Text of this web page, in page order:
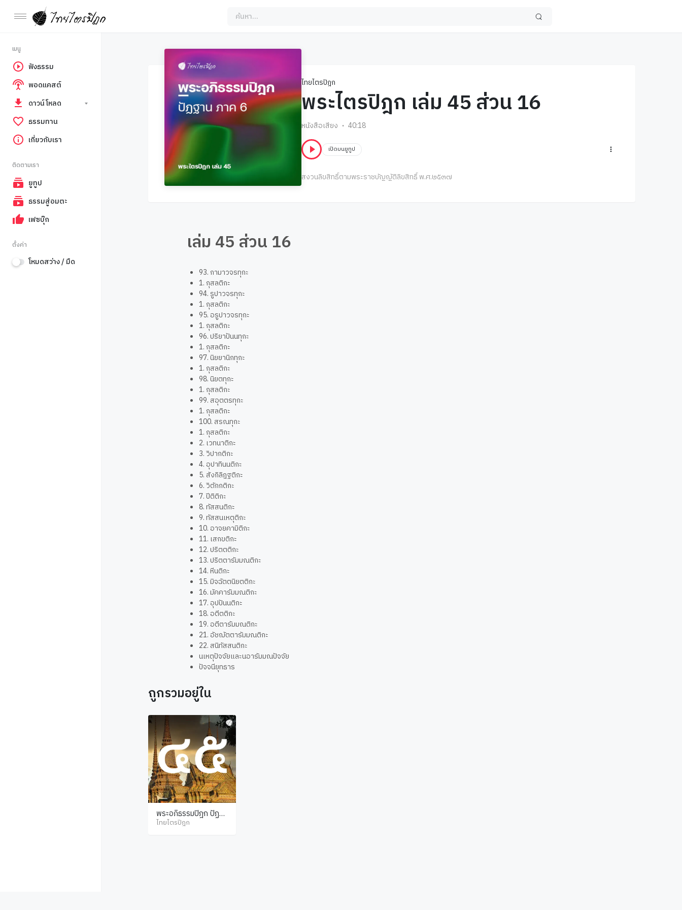
เมนู
ฟังธรรม
พอดแคสต์
ดาวน์โหลด
ธรรมทาน
เกี่ยวกับเรา
ติดตามเรา
ยูทูป
ธรรมสู่อมตะ
เฟซบุ๊ก
ตั้งค่า
โหมดสว่าง / มืด
ไทยไตรปิฎก
พระไตรปิฎก เล่ม 45 ส่วน 16
หนังสือเสียง 40:18
เปิดบนยูทูป
สงวนลิขสิทธิ์ตามพระราชบัญญัติลิขสิทธิ์ พ.ศ.๒๕๓๗
เล่ม 45 ส่วน 16
93. กามาวจรทุกะ
1. กุสลติกะ
94. รูปาวจรทุกะ
1. กุสลติกะ
95. อรูปาวจรทุกะ
1. กุสลติกะ
96. ปริยาปันนทุกะ
1. กุสลติกะ
97. นิยยานิกทุกะ
1. กุสลติกะ
98. นิยตทุกะ
1. กุสลติกะ
99. สอุตตรทุกะ
1. กุสลติกะ
100. สรณทุกะ
1. กุสลติกะ
2. เวทนาติกะ
3. วิปากติกะ
4. อุปาทินนติกะ
5. สังกิลิฎฐติกะ
6. วิตักกติกะ
7. ปีติติกะ
8. ทัสสนติกะ
9. ทัสสนเหตุติกะ
10. อาจยคามิติกะ
11. เสกขติกะ
12. ปริตตติกะ
13. ปริตตารัมมณติกะ
14. หีนติกะ
15. มิจฉัตตนิยตติกะ
16. มัคคารัมมณติกะ
17. อุปปันนติกะ
18. อตีตติกะ
19. อตีตารัมมณติกะ
21. อัชฌัตตารัมมณติกะ
22. สนิทัสสนติกะ
นเหตุปัจจัยและนอารัมมณปัจจัย
ปัจจนียุทธาร
ถูกรวมอยู่ใน
พระอภิธรรมปิฎก ปัฏฐา
น ภาค 6
ไทยไตรปิฎก